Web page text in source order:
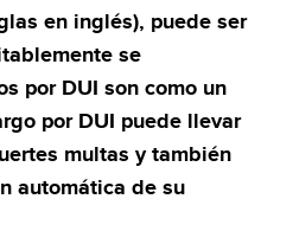
en inglés), puede ser
se
por DUI son como un
por DUI puede llevar
multas y también
automática de su